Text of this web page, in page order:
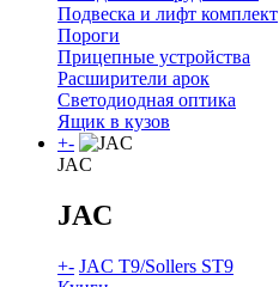
Подвеска и лифт комплект
Пороги
Прицепные устройства
Расширители арок
Светодиодная оптика
Ящик в кузов
+-
JAC
JAC
+- JAC T9/Sollers ST9